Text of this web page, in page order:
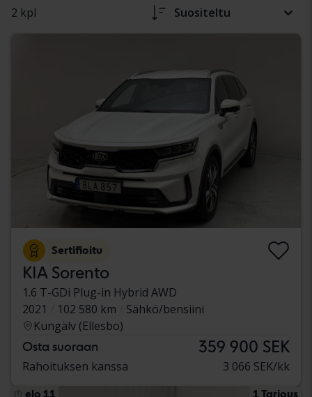
2 kpl Suositeltu
Sertifioitu
KIA Sorento
1.6 T-GDi Plug-in Hybrid AWD
2021
102 580 km
Sähkö/bensiini
Kungälv (Ellesbo)
Osta suoraan 359 900 SEK
Rahoituksen kanssa 3 066 SEK/kk
elo 11 1 Tarjous